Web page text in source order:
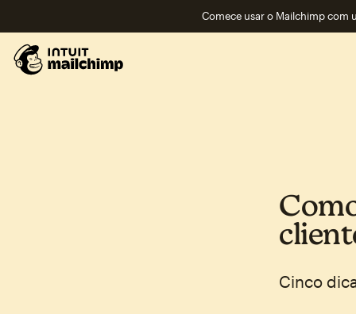
Comece usar o Mailchimp com
Cinco